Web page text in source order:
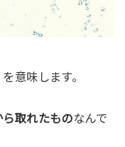
意味します。
取れたものなんで